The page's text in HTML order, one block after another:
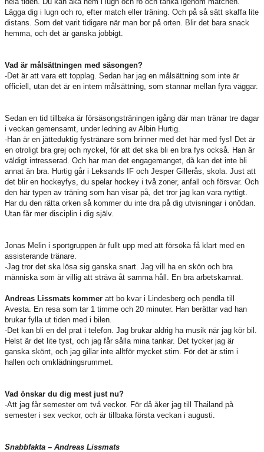
Lägga dig i lugn och ro, efter match eller träning. Och på så sätt skaffa lite
distans. Som det varit tidigare när man bor på orten. Blir det bara snack
hemma, och det är ganska jobbigt.
Vad är målsättningen med säsongen?
-Det är att vara ett topplag. Sedan har jag en målsättning som inte är
officiell, utan det är en intern målsättning, som stannar mellan fyra väggar.
Sedan en tid tillbaka är försäsongsträningen igång där man tränar tre dagar
i veckan gemensamt, under ledning av Albin Hurtig.
-Han är en jätteduktig fystränare som brinner med det här med fys! Det är
en otroligt bra grej och nyckel, för att det ska bli en bra fys också. Han är
väldigt intresserad. Och har man det engagemanget, då kan det inte bli
annat än bra. Hurtig går i Leksands IF och Jesper Gillerås, skola. Just att
det blir en hockeyfys, du spelar hockey i två zoner, anfall och försvar. Och
den här typen av träning som han visar på, det tror jag kan vara nyttigt.
Har du den rätta orken så kommer du inte dra på dig utvisningar i onödan.
Utan får mer disciplin i dig själv.
Jonas Melin i sportgruppen är fullt upp med att försöka få klart med en
assisterande tränare.
-Jag tror det ska lösa sig ganska snart. Jag vill ha en skön och bra
människa som är villig att sträva åt samma håll. En bra arbetskamrat.
Andreas Lissmats kommer att bo kvar i Lindesberg och pendla till
Avesta. En resa som tar 1 timme och 20 minuter. Han berättar vad han
brukar fylla ut tiden med i bilen.
-Det kan bli en del prat i telefon. Jag brukar aldrig ha musik när jag kör bil.
Helst är det lite tyst, och jag får sålla mina tankar. Det tycker jag är
ganska skönt, och jag gillar inte alltför mycket stim. För det är stim i
hallen och omklädningsrummet.
Vad önskar du dig mest just nu?
-Att jag får semester om två veckor. För då åker jag till Thailand på
semester i sex veckor, och är tillbaka första veckan i augusti.
Snabbfakta – Andreas Lissmats